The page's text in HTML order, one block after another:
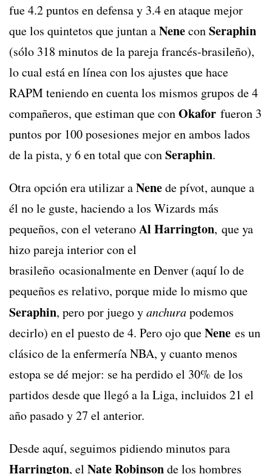
fue 4.2 puntos en defensa y 3.4 en ataque mejor
que los quintetos que juntan aNeneconSeraphin
(sólo 318 minutos de la pareja francés-brasileño),
lo cual está en línea con los ajustes que hace
RAPM teniendo en cuenta los mismos grupos de 4
compañeros, que estiman que conOkafor fueron 3
puntos por 100 posesiones mejor en ambos lados
de la pista, y 6 en total que conSeraphin.
Otra opción era utilizar aNenede pívot, aunque a
él no le guste, haciendo a los Wizards más
pequeños, con el veteranoAl Harrington, que ya
hizo pareja interior con el
brasileño ocasionalmente en Denver (aquí lo de
pequeños es relativo, porque mide lo mismo que
Seraphin, pero por juego yanchurapodemos
decirlo) en el puesto de 4. Pero ojo queNene es un
clásico de la enfermería NBA, y cuanto menos
estopa se dé mejor: se ha perdido el 30% de los
partidos desde que llegó a la Liga, incluidos 21 el
año pasado y 27 el anterior.
Desde aquí, seguimos pidiendo minutos para
Harrington, el Nate Robinsonde los hombres